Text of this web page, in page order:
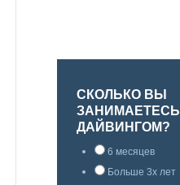
СКОЛЬКО ВЫ
ЗАНИМАЕТЕСЬ
ДАЙВИНГОМ?
6 месяцев
Больше 3х лет